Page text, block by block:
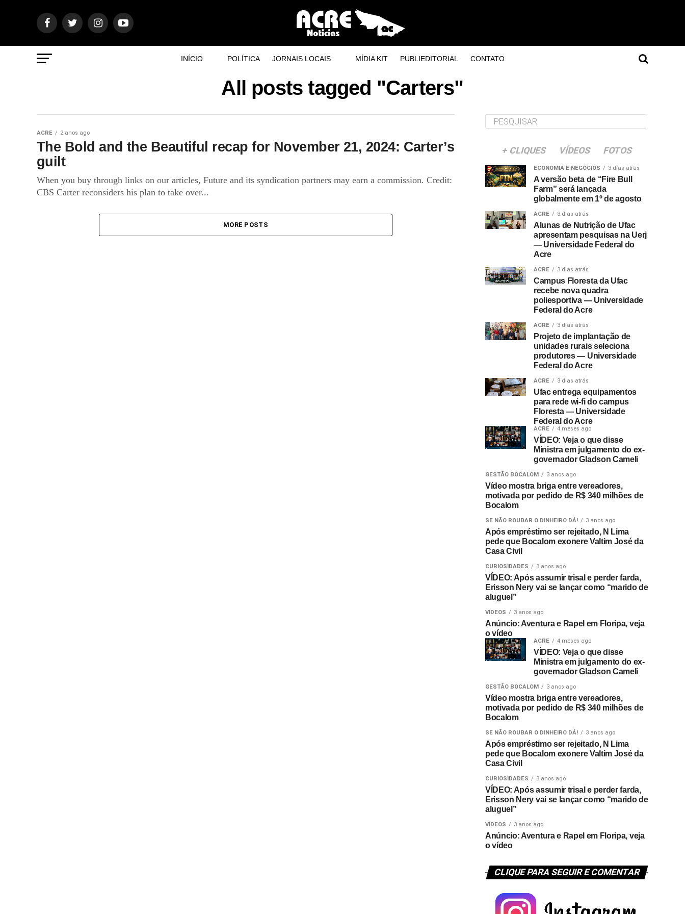
INÍCIO POLÍTICA JORNAIS LOCAIS MÍDIA KIT PUBLIEDITORIAL CONTATO
All posts tagged "Carters"
ACRE 2 anos ago
The Bold and the Beautiful recap for November 21, 2024: Carter’s
guilt
When you buy through links on our articles, Future and its syndication partners may earn a commission. Credit:
CBS Carter reconsiders his plan to take over...
MORE POSTS
+ CLIQUES VÍDEOS FOTOS
ECONOMIA E NEGÓCIOS 3 dias atrás
A versão beta de “Fire Bull
Farm” será lançada
globalmente em 1º de agosto
ACRE 3 dias atrás
Alunas de Nutrição de Ufac
apresentam pesquisas na Uerj
— Universidade Federal do
Acre
ACRE 3 dias atrás
Campus Floresta da Ufac
recebe nova quadra
poliesportiva — Universidade
Federal do Acre
ACRE 3 dias atrás
Projeto de implantação de
unidades rurais seleciona
produtores — Universidade
Federal do Acre
ACRE 3 dias atrás
Ufac entrega equipamentos
para rede wi-fi do campus
Floresta — Universidade
Federal do Acre
ACRE 4 meses ago
VÍDEO: Veja o que disse
Ministra em julgamento do ex-
governador Gladson Cameli
GESTÃO BOCALOM 3 anos ago
Vídeo mostra briga entre vereadores,
motivada por pedido de R$ 340 milhões de
Bocalom
SE NÃO ROUBAR O DINHEIRO DÁ! 3 anos ago
Após empréstimo ser rejeitado, N Lima
pede que Bocalom exonere Valtim José da
Casa Civil
CURIOSIDADES 3 anos ago
VÍDEO: Após assumir trisal e perder farda,
Erisson Nery vai se lançar como “marido de
aluguel”
VÍDEOS 3 anos ago
Anúncio: Aventura e Rapel em Floripa, veja
o vídeo
ACRE 4 meses ago
VÍDEO: Veja o que disse
Ministra em julgamento do ex-
governador Gladson Cameli
GESTÃO BOCALOM 3 anos ago
Vídeo mostra briga entre vereadores,
motivada por pedido de R$ 340 milhões de
Bocalom
SE NÃO ROUBAR O DINHEIRO DÁ! 3 anos ago
Após empréstimo ser rejeitado, N Lima
pede que Bocalom exonere Valtim José da
Casa Civil
CURIOSIDADES 3 anos ago
VÍDEO: Após assumir trisal e perder farda,
Erisson Nery vai se lançar como “marido de
aluguel”
VÍDEOS 3 anos ago
Anúncio: Aventura e Rapel em Floripa, veja
o vídeo
CLIQUE PARA SEGUIR E COMENTAR